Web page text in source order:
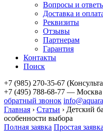
Вопросы и
Доставка и
Реквизиты
Отзывы
Партнерам
Гарантия
Контакты
Поиск
+7 (985) 270-35-67
+7 (495) 788-68-77 — Москва
обратный звонок
Главная › Статьи › Детский
особенности выбора
Полная заявка Простая заявка